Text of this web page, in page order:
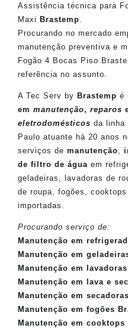
Assistência técnica para
Maxi Brastemp
Procurando no mercado
manutenção preventiva e
Fogão 4 Bocas Piso
referência no assunto.
A Tec Serv by Brastemp é
em manutenção, reparos
eletrodomésticos da linha
Paulo atuante há 20 anos
serviços de manutenção
de filtro de água em
geladeiras, lavadoras de
de roupa, fogões,
importadas.
Procurando serviço de:
Manutenção em
Manutenção em
Manutenção em
Manutenção em lava e
Manutenção em
Manutenção em fogões
Manutenção em cooktops